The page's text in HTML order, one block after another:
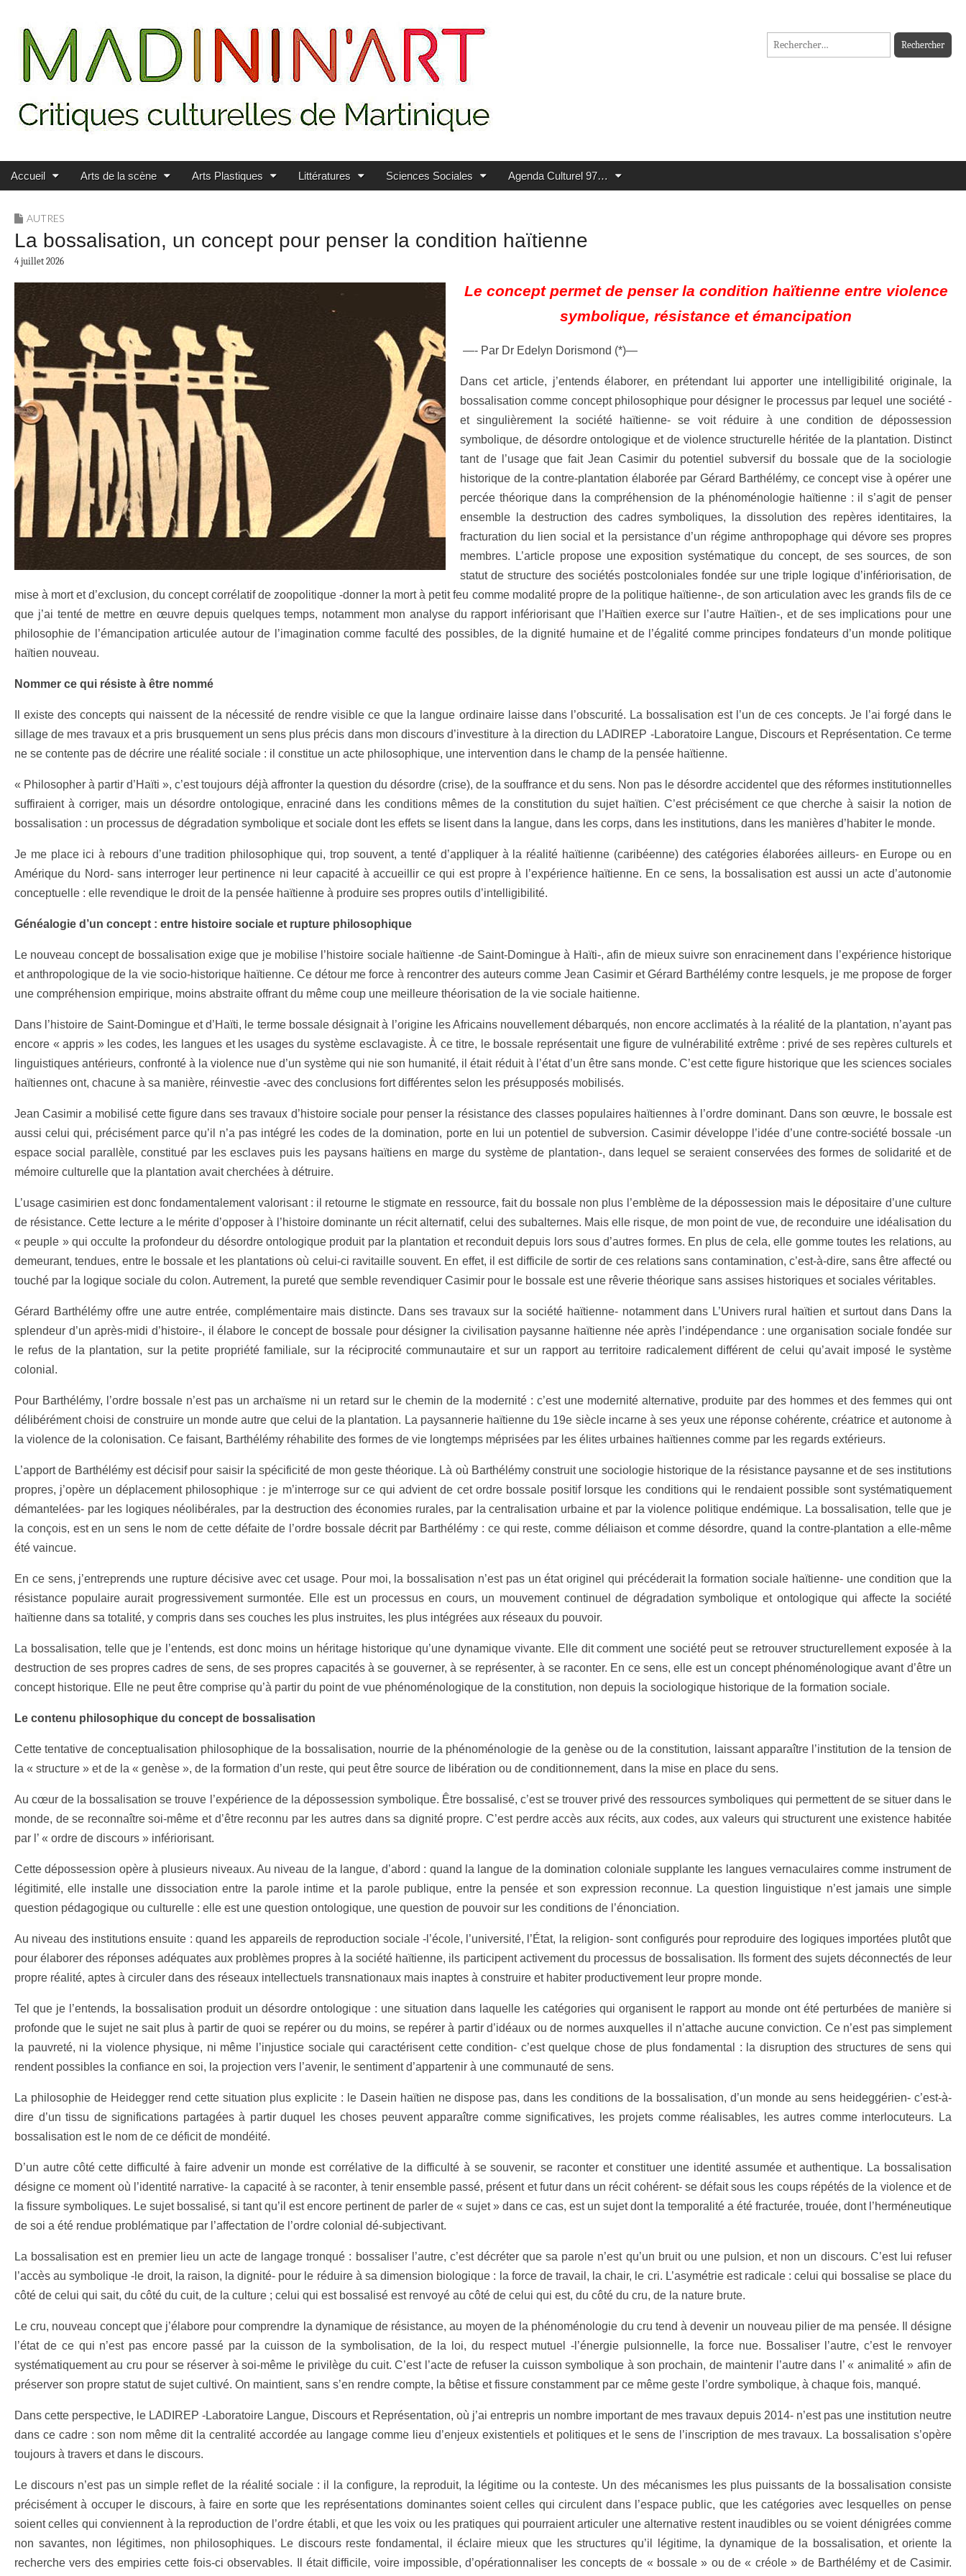
MADININ'ART
Rechercher :
Main menu
Skip to content
Accueil Arts de la scène Arts Plastiques Littératures Sciences Sociales Agenda Culturel 97…
AUTRES
La bossalisation, un concept pour penser la condition haïtienne
4 juillet 2026
Le concept permet de penser la condition haïtienne entre violence
symbolique, résistance et émancipation
—- Par Dr Edelyn Dorismond (*)—
Dans cet article, j’entends élaborer, en prétendant lui apporter une intelligibilité originale, la
bossalisation comme concept philosophique pour désigner le processus par lequel une société -
et singulièrement la société haïtienne- se voit réduire à une condition de dépossession
symbolique, de désordre ontologique et de violence structurelle héritée de la plantation. Distinct
tant de l’usage que fait Jean Casimir du potentiel subversif du bossale que de la sociologie
historique de la contre-plantation élaborée par Gérard Barthélémy, ce concept vise à opérer une
percée théorique dans la compréhension de la phénoménologie haïtienne : il s’agit de penser
ensemble la destruction des cadres symboliques, la dissolution des repères identitaires, la
fracturation du lien social et la persistance d’un régime anthropophage qui dévore ses propres
membres. L’article propose une exposition systématique du concept, de ses sources, de son
statut de structure des sociétés postcoloniales fondée sur une triple logique d’infériorisation, de
mise à mort et d’exclusion, du concept corrélatif de zoopolitique -donner la mort à petit feu comme modalité propre de la politique haïtienne-, de son articulation avec les grands fils de ce
que j’ai tenté de mettre en œuvre depuis quelques temps, notamment mon analyse du rapport infériorisant que l’Haïtien exerce sur l’autre Haïtien-, et de ses implications pour une
philosophie de l’émancipation articulée autour de l’imagination comme faculté des possibles, de la dignité humaine et de l’égalité comme principes fondateurs d’un monde politique
haïtien nouveau.
Nommer ce qui résiste à être nommé
Il existe des concepts qui naissent de la nécessité de rendre visible ce que la langue ordinaire laisse dans l’obscurité. La bossalisation est l’un de ces concepts. Je l’ai forgé dans le
sillage de mes travaux et a pris brusquement un sens plus précis dans mon discours d’investiture à la direction du LADIREP -Laboratoire Langue, Discours et Représentation. Ce terme
ne se contente pas de décrire une réalité sociale : il constitue un acte philosophique, une intervention dans le champ de la pensée haïtienne.
« Philosopher à partir d’Haïti », c’est toujours déjà affronter la question du désordre (crise), de la souffrance et du sens. Non pas le désordre accidentel que des réformes institutionnelles
suffiraient à corriger, mais un désordre ontologique, enraciné dans les conditions mêmes de la constitution du sujet haïtien. C’est précisément ce que cherche à saisir la notion de
bossalisation : un processus de dégradation symbolique et sociale dont les effets se lisent dans la langue, dans les corps, dans les institutions, dans les manières d’habiter le monde.
Je me place ici à rebours d’une tradition philosophique qui, trop souvent, a tenté d’appliquer à la réalité haïtienne (caribéenne) des catégories élaborées ailleurs- en Europe ou en
Amérique du Nord- sans interroger leur pertinence ni leur capacité à accueillir ce qui est propre à l’expérience haïtienne. En ce sens, la bossalisation est aussi un acte d’autonomie
conceptuelle : elle revendique le droit de la pensée haïtienne à produire ses propres outils d’intelligibilité.
Généalogie d’un concept : entre histoire sociale et rupture philosophique
Le nouveau concept de bossalisation exige que je mobilise l’histoire sociale haïtienne -de Saint-Domingue à Haïti-, afin de mieux suivre son enracinement dans l’expérience historique
et anthropologique de la vie socio-historique haïtienne. Ce détour me force à rencontrer des auteurs comme Jean Casimir et Gérard Barthélémy contre lesquels, je me propose de forger
une compréhension empirique, moins abstraite offrant du même coup une meilleure théorisation de la vie sociale haitienne.
Dans l’histoire de Saint-Domingue et d’Haïti, le terme bossale désignait à l’origine les Africains nouvellement débarqués, non encore acclimatés à la réalité de la plantation, n’ayant pas
encore « appris » les codes, les langues et les usages du système esclavagiste. À ce titre, le bossale représentait une figure de vulnérabilité extrême : privé de ses repères culturels et
linguistiques antérieurs, confronté à la violence nue d’un système qui nie son humanité, il était réduit à l’état d’un être sans monde. C’est cette figure historique que les sciences sociales
haïtiennes ont, chacune à sa manière, réinvestie -avec des conclusions fort différentes selon les présupposés mobilisés.
Jean Casimir a mobilisé cette figure dans ses travaux d’histoire sociale pour penser la résistance des classes populaires haïtiennes à l’ordre dominant. Dans son œuvre, le bossale est
aussi celui qui, précisément parce qu’il n’a pas intégré les codes de la domination, porte en lui un potentiel de subversion. Casimir développe l’idée d’une contre-société bossale -un
espace social parallèle, constitué par les esclaves puis les paysans haïtiens en marge du système de plantation-, dans lequel se seraient conservées des formes de solidarité et de
mémoire culturelle que la plantation avait cherchées à détruire.
L’usage casimirien est donc fondamentalement valorisant : il retourne le stigmate en ressource, fait du bossale non plus l’emblème de la dépossession mais le dépositaire d’une culture
de résistance. Cette lecture a le mérite d’opposer à l’histoire dominante un récit alternatif, celui des subalternes. Mais elle risque, de mon point de vue, de reconduire une idéalisation du
« peuple » qui occulte la profondeur du désordre ontologique produit par la plantation et reconduit depuis lors sous d’autres formes. En plus de cela, elle gomme toutes les relations, au
demeurant, tendues, entre le bossale et les plantations où celui-ci ravitaille souvent. En effet, il est difficile de sortir de ces relations sans contamination, c’est-à-dire, sans être affecté ou
touché par la logique sociale du colon. Autrement, la pureté que semble revendiquer Casimir pour le bossale est une rêverie théorique sans assises historiques et sociales véritables.
Gérard Barthélémy offre une autre entrée, complémentaire mais distincte. Dans ses travaux sur la société haïtienne- notamment dans L’Univers rural haïtien et surtout dans Dans la
splendeur d’un après-midi d’histoire-, il élabore le concept de bossale pour désigner la civilisation paysanne haïtienne née après l’indépendance : une organisation sociale fondée sur
le refus de la plantation, sur la petite propriété familiale, sur la réciprocité communautaire et sur un rapport au territoire radicalement différent de celui qu’avait imposé le système
colonial.
Pour Barthélémy, l’ordre bossale n’est pas un archaïsme ni un retard sur le chemin de la modernité : c’est une modernité alternative, produite par des hommes et des femmes qui ont
délibérément choisi de construire un monde autre que celui de la plantation. La paysannerie haïtienne du 19e siècle incarne à ses yeux une réponse cohérente, créatrice et autonome à
la violence de la colonisation. Ce faisant, Barthélémy réhabilite des formes de vie longtemps méprisées par les élites urbaines haïtiennes comme par les regards extérieurs.
L’apport de Barthélémy est décisif pour saisir la spécificité de mon geste théorique. Là où Barthélémy construit une sociologie historique de la résistance paysanne et de ses institutions
propres, j’opère un déplacement philosophique : je m’interroge sur ce qui advient de cet ordre bossale positif lorsque les conditions qui le rendaient possible sont systématiquement
démantelées- par les logiques néolibérales, par la destruction des économies rurales, par la centralisation urbaine et par la violence politique endémique. La bossalisation, telle que je
la conçois, est en un sens le nom de cette défaite de l’ordre bossale décrit par Barthélémy : ce qui reste, comme déliaison et comme désordre, quand la contre-plantation a elle-même
été vaincue.
En ce sens, j’entreprends une rupture décisive avec cet usage. Pour moi, la bossalisation n’est pas un état originel qui précéderait la formation sociale haïtienne- une condition que la
résistance populaire aurait progressivement surmontée. Elle est un processus en cours, un mouvement continuel de dégradation symbolique et ontologique qui affecte la société
haïtienne dans sa totalité, y compris dans ses couches les plus instruites, les plus intégrées aux réseaux du pouvoir.
La bossalisation, telle que je l’entends, est donc moins un héritage historique qu’une dynamique vivante. Elle dit comment une société peut se retrouver structurellement exposée à la
destruction de ses propres cadres de sens, de ses propres capacités à se gouverner, à se représenter, à se raconter. En ce sens, elle est un concept phénoménologique avant d’être un
concept historique. Elle ne peut être comprise qu’à partir du point de vue phénoménologique de la constitution, non depuis la sociologique historique de la formation sociale.
Le contenu philosophique du concept de bossalisation
Cette tentative de conceptualisation philosophique de la bossalisation, nourrie de la phénoménologie de la genèse ou de la constitution, laissant apparaître l’institution de la tension de
la « structure » et de la « genèse », de la formation d’un reste, qui peut être source de libération ou de conditionnement, dans la mise en place du sens.
Au cœur de la bossalisation se trouve l’expérience de la dépossession symbolique. Être bossalisé, c’est se trouver privé des ressources symboliques qui permettent de se situer dans le
monde, de se reconnaître soi-même et d’être reconnu par les autres dans sa dignité propre. C’est perdre accès aux récits, aux codes, aux valeurs qui structurent une existence habitée
par l’ « ordre de discours » infériorisant.
Cette dépossession opère à plusieurs niveaux. Au niveau de la langue, d’abord : quand la langue de la domination coloniale supplante les langues vernaculaires comme instrument de
légitimité, elle installe une dissociation entre la parole intime et la parole publique, entre la pensée et son expression reconnue. La question linguistique n’est jamais une simple
question pédagogique ou culturelle : elle est une question ontologique, une question de pouvoir sur les conditions de l’énonciation.
Au niveau des institutions ensuite : quand les appareils de reproduction sociale -l’école, l’université, l’État, la religion- sont configurés pour reproduire des logiques importées plutôt que
pour élaborer des réponses adéquates aux problèmes propres à la société haïtienne, ils participent activement du processus de bossalisation. Ils forment des sujets déconnectés de leur
propre réalité, aptes à circuler dans des réseaux intellectuels transnationaux mais inaptes à construire et habiter productivement leur propre monde.
Tel que je l’entends, la bossalisation produit un désordre ontologique : une situation dans laquelle les catégories qui organisent le rapport au monde ont été perturbées de manière si
profonde que le sujet ne sait plus à partir de quoi se repérer ou du moins, se repérer à partir d’idéaux ou de normes auxquelles il n’attache aucune conviction. Ce n’est pas simplement
la pauvreté, ni la violence physique, ni même l’injustice sociale qui caractérisent cette condition- c’est quelque chose de plus fondamental : la disruption des structures de sens qui
rendent possibles la confiance en soi, la projection vers l’avenir, le sentiment d’appartenir à une communauté de sens.
La philosophie de Heidegger rend cette situation plus explicite : le Dasein haïtien ne dispose pas, dans les conditions de la bossalisation, d’un monde au sens heideggérien- c’est-à-
dire d’un tissu de significations partagées à partir duquel les choses peuvent apparaître comme significatives, les projets comme réalisables, les autres comme interlocuteurs. La
bossalisation est le nom de ce déficit de mondéité.
D’un autre côté cette difficulté à faire advenir un monde est corrélative de la difficulté à se souvenir, se raconter et constituer une identité assumée et authentique. La bossalisation
désigne ce moment où l’identité narrative- la capacité à se raconter, à tenir ensemble passé, présent et futur dans un récit cohérent- se défait sous les coups répétés de la violence et de
la fissure symboliques. Le sujet bossalisé, si tant qu’il est encore pertinent de parler de « sujet » dans ce cas, est un sujet dont la temporalité a été fracturée, trouée, dont l’herméneutique
de soi a été rendue problématique par l’affectation de l’ordre colonial dé-subjectivant.
La bossalisation est en premier lieu un acte de langage tronqué : bossaliser l’autre, c’est décréter que sa parole n’est qu’un bruit ou une pulsion, et non un discours. C’est lui refuser
l’accès au symbolique -le droit, la raison, la dignité- pour le réduire à sa dimension biologique : la force de travail, la chair, le cri. L’asymétrie est radicale : celui qui bossalise se place du
côté de celui qui sait, du côté du cuit, de la culture ; celui qui est bossalisé est renvoyé au côté de celui qui est, du côté du cru, de la nature brute.
Le cru, nouveau concept que j’élabore pour comprendre la dynamique de résistance, au moyen de la phénoménologie du cru tend à devenir un nouveau pilier de ma pensée. Il désigne
l’état de ce qui n’est pas encore passé par la cuisson de la symbolisation, de la loi, du respect mutuel -l’énergie pulsionnelle, la force nue. Bossaliser l’autre, c’est le renvoyer
systématiquement au cru pour se réserver à soi-même le privilège du cuit. C’est l’acte de refuser la cuisson symbolique à son prochain, de maintenir l’autre dans l’ « animalité » afin de
préserver son propre statut de sujet cultivé. On maintient, sans s’en rendre compte, la bêtise et fissure constamment par ce même geste l’ordre symbolique, à chaque fois, manqué.
Dans cette perspective, le LADIREP -Laboratoire Langue, Discours et Représentation, où j’ai entrepris un nombre important de mes travaux depuis 2014- n’est pas une institution neutre
dans ce cadre : son nom même dit la centralité accordée au langage comme lieu d’enjeux existentiels et politiques et le sens de l’inscription de mes travaux. La bossalisation s’opère
toujours à travers et dans le discours.
Le discours n’est pas un simple reflet de la réalité sociale : il la configure, la reproduit, la légitime ou la conteste. Un des mécanismes les plus puissants de la bossalisation consiste
précisément à occuper le discours, à faire en sorte que les représentations dominantes soient celles qui circulent dans l’espace public, que les catégories avec lesquelles on pense
soient celles qui conviennent à la reproduction de l’ordre établi, et que les voix ou les pratiques qui pourraient articuler une alternative restent inaudibles ou se voient dénigrées comme
non savantes, non légitimes, non philosophiques. Le discours reste fondamental, il éclaire mieux que les structures qu’il légitime, la dynamique de la bossalisation, et oriente la
recherche vers des empiries cette fois-ci observables. Il était difficile, voire impossible, d’opérationnaliser les concepts de « bossale » ou de « créole » de Barthélémy et de Casimir.